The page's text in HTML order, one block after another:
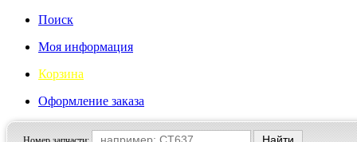
Поиск
Моя информация
Корзина
Оформление заказа